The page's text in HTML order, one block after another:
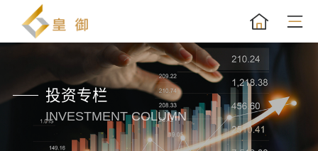
投资专栏
INVESTMENT COLUMN